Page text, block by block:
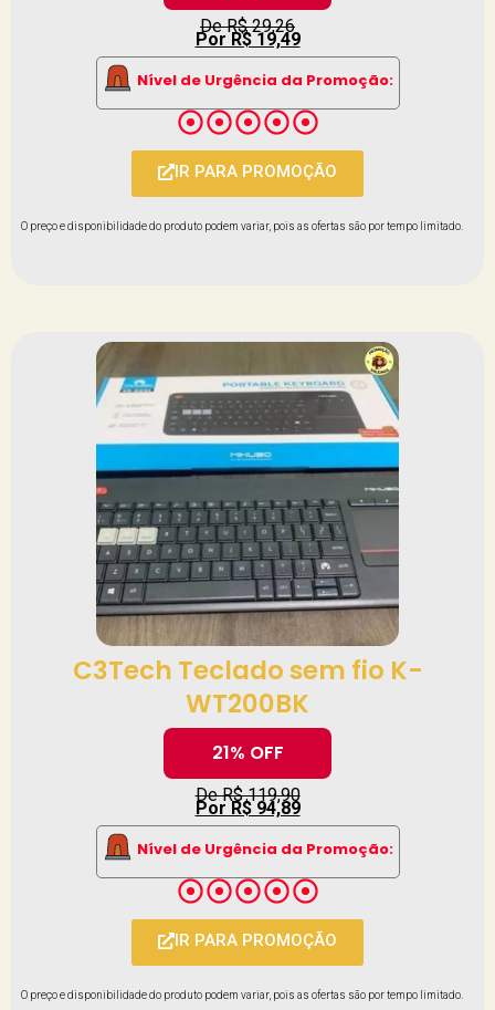
De R$ 29,26
Por R$ 19,49
Nível de Urgência da Promoção:
IR PARA PROMOÇÃO
O preço e disponibilidade do produto podem variar, pois as ofertas são por tempo limitado.
C3Tech Teclado sem fio K-
WT200BK
21% OFF
De R$ 119,90
Por R$ 94,89
Nível de Urgência da Promoção:
IR PARA PROMOÇÃO
O preço e disponibilidade do produto podem variar, pois as ofertas são por tempo limitado.